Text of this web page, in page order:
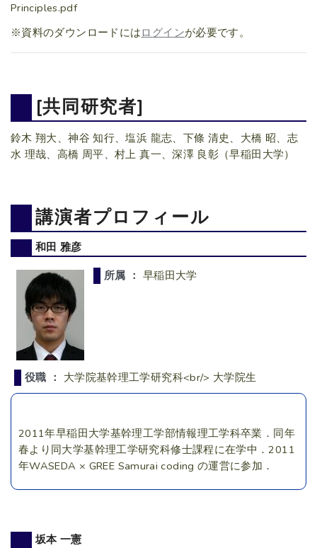
Principles.pdf
※資料のダウンロードには ログインが必要です。
[共同研究者]
鈴木 翔大、神谷 知行、塩浜 龍志、下條 清史、大橋 昭、志
水 理哉、高橋 周平、村上 真一、深澤 良彰（早稲田大学）
講演者プロフィール
和田 雅彦
所属 ： 早稲田大学
役職 ： 大学院基幹理工学研究科<br/> 大学院生
2011年早稲田大学基幹理工学部情報理工学科卒業．同年
春より同大学基幹理工学研究科修士課程に在学中．2011
年WASEDA × GREE Samurai coding の運営に参加．
坂本 一憲